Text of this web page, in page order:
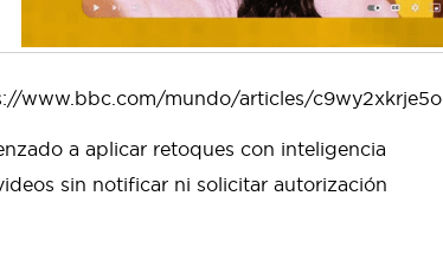
www.bbc.com/mundo/articles/c9wy2xkrje5o
a aplicar retoques con inteligencia
sin notificar ni solicitar autorización